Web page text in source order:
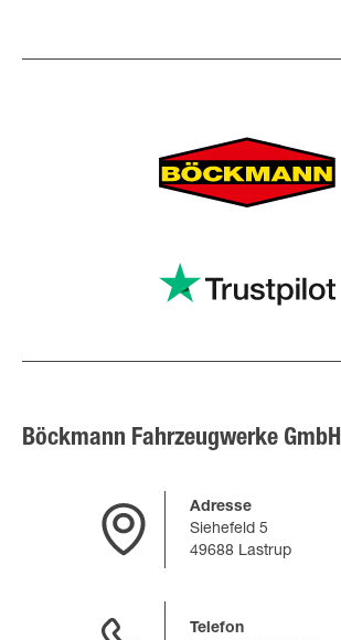
Böckmann Fahrzeugwerke GmbH
Adresse
Siehefeld 5
49688 Lastrup
Telefon